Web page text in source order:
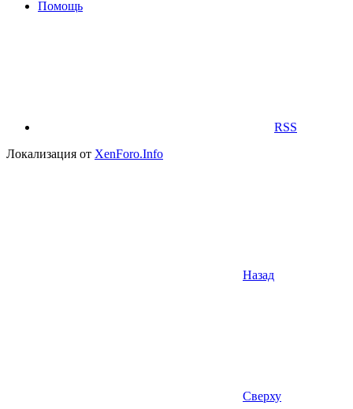
Помощь
RSS
Локализация от XenForo.Info
Назад
Сверху